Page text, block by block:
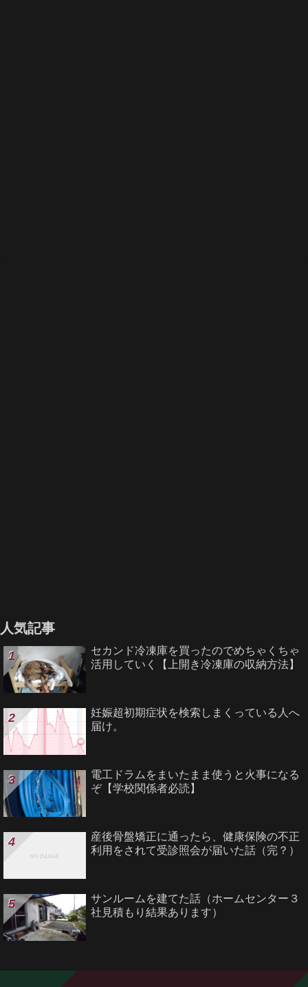
人気記事
セカンド冷凍庫を買ったのでめちゃくちゃ
活用していく【上開き冷凍庫の収納方法】
妊娠超初期症状を検索しまくっている人へ
届け。
電工ドラムをまいたまま使うと火事になる
ぞ【学校関係者必読】
産後骨盤矯正に通ったら、健康保険の不正
利用をされて受診照会が届いた話（完？）
サンルームを建てた話（ホームセンター３
社見積もり結果あります）